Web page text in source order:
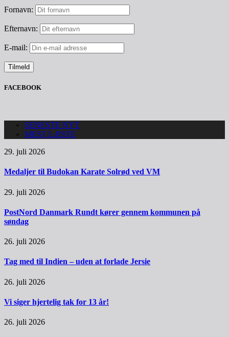
Fornavn:
Efternavn:
E-mail:
FACEBOOK
SENESTE NYT
MEST LÆSTE
29. juli 2026
Medaljer til Budokan Karate Solrød ved VM
29. juli 2026
PostNord Danmark Rundt kører gennem kommunen på
søndag
26. juli 2026
Tag med til Indien – uden at forlade Jersie
26. juli 2026
Vi siger hjertelig tak for 13 år!
26. juli 2026